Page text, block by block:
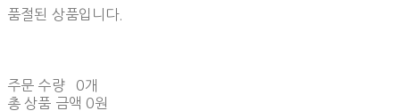
품절된 상품입니다.
주문 수량
0개
총 상품 금액 0원